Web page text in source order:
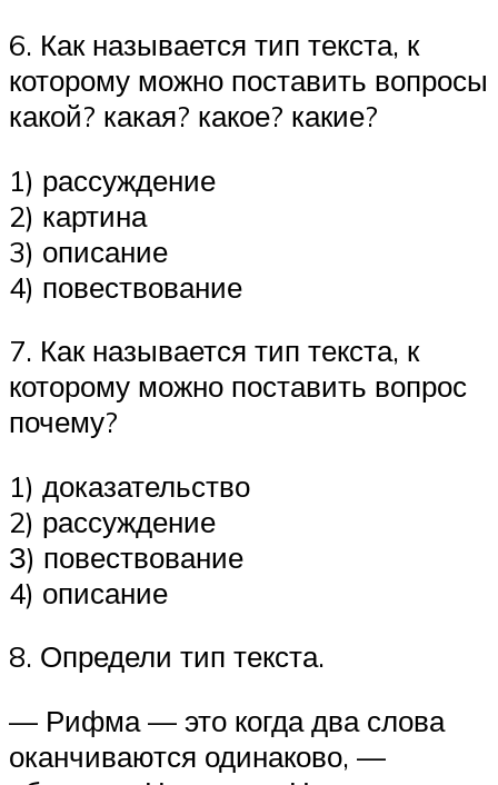
6. Как называется тип текста, к
которому можно поставить вопросы
какой? какая? какое? какие?
1) рассуждение
2) картина
3) описание
4) повествование
7. Как называется тип текста, к
которому можно поставить вопрос
почему?
1) доказательство
2) рассуждение
З) повествование
4) описание
8. Определи тип текста.
— Рифма — это когда два слова
оканчиваются одинаково, —